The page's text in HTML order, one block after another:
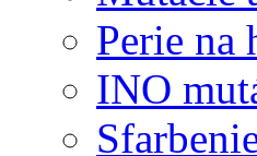
Perie na
INO